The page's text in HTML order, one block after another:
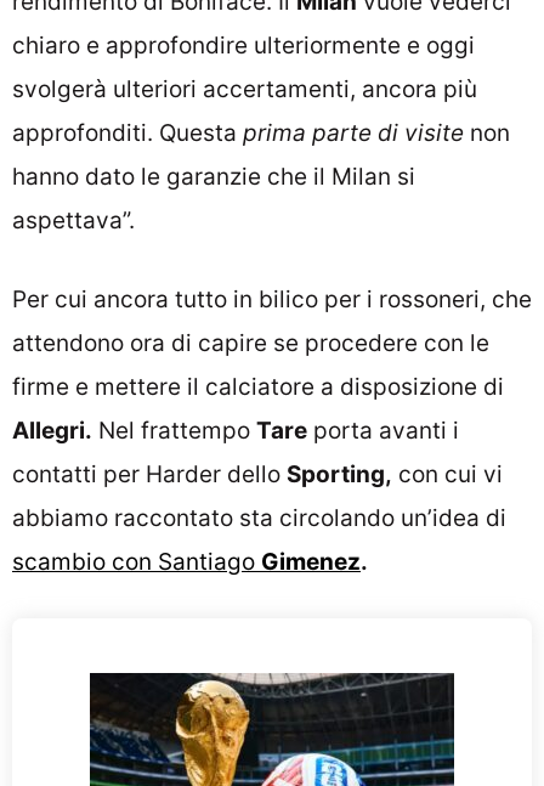
chiaro e approfondire ulteriormente e oggi
svolgerà ulteriori accertamenti, ancora più
approfonditi. Questa prima parte di visite non
hanno dato le garanzie che il Milan si
aspettava”.
Per cui ancora tutto in bilico per i rossoneri, che
attendono ora di capire se procedere con le
firme e mettere il calciatore a disposizione di
Allegri. Nel frattempo Tare porta avanti i
contatti per Harder dello Sporting, con cui vi
abbiamo raccontato sta circolando un’idea di
scambio con Santiago Gimenez.